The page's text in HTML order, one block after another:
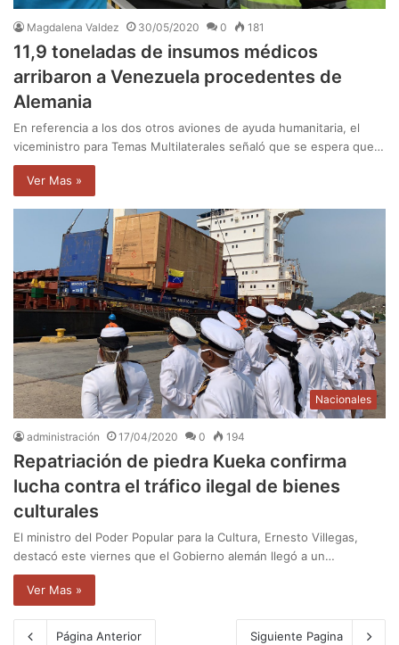
Magdalena Valdez 30/05/2020 0 181
11,9 toneladas de insumos médicos
arribaron a Venezuela procedentes de
Alemania
En referencia a los dos otros aviones de ayuda humanitaria, el
viceministro para Temas Multilaterales señaló que se espera que…
Ver Mas »
Nacionales
administración 17/04/2020 0 194
Repatriación de piedra Kueka confirma
lucha contra el tráfico ilegal de bienes
culturales
El ministro del Poder Popular para la Cultura, Ernesto Villegas,
destacó este viernes que el Gobierno alemán llegó a un…
Ver Mas »
Página Anterior Siguiente Pagina